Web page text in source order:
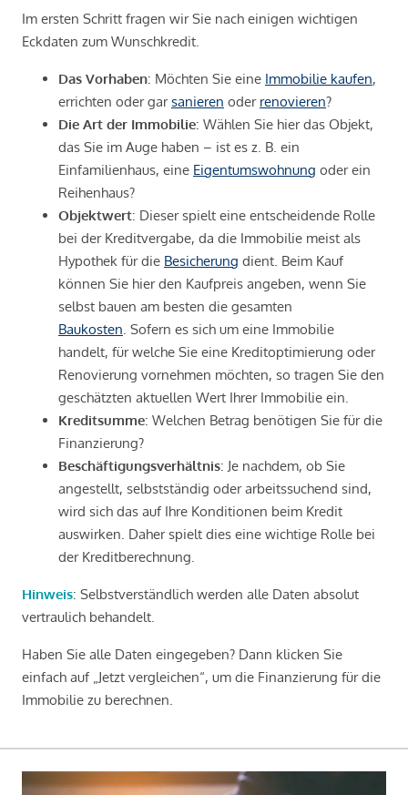
Im ersten Schritt fragen wir Sie nach einigen wichtigen
Eckdaten zum Wunschkredit.
Das Vorhaben: Möchten Sie eine Immobilie kaufen,
errichten oder garsanieren oder renovieren?
Die Art der Immobilie: Wählen Sie hier das Objekt,
das Sie im Auge haben – ist es z. B. ein
Einfamilienhaus, eine Eigentumswohnung oder ein
Reihenhaus?
Objektwert: Dieser spielt eine entscheidende Rolle
bei der Kreditvergabe, da die Immobilie meist als
Hypothek für die Besicherung dient. Beim Kauf
können Sie hier den Kaufpreis angeben, wenn Sie
selbst bauen am besten die gesamten
Baukosten . Sofern es sich um eine Immobilie
handelt, für welche Sie eine Kreditoptimierung oder
Renovierung vornehmen möchten, so tragen Sie den
geschätzten aktuellen Wert Ihrer Immobilie ein.
Kreditsumme: Welchen Betrag benötigen Sie für die
Finanzierung?
Beschäftigungsverhältnis: Je nachdem, ob Sie
angestellt, selbstständig oder arbeitssuchend sind,
wird sich das auf Ihre Konditionen beim Kredit
auswirken. Daher spielt dies eine wichtige Rolle bei
der Kreditberechnung.
Hinweis: Selbstverständlich werden alle Daten absolut
vertraulich behandelt.
Haben Sie alle Daten eingegeben? Dann klicken Sie
einfach auf „Jetzt vergleichen“, um die Finanzierung für die
Immobilie zu berechnen.